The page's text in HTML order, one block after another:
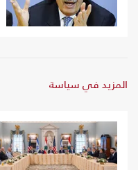
المزيد في سياسة